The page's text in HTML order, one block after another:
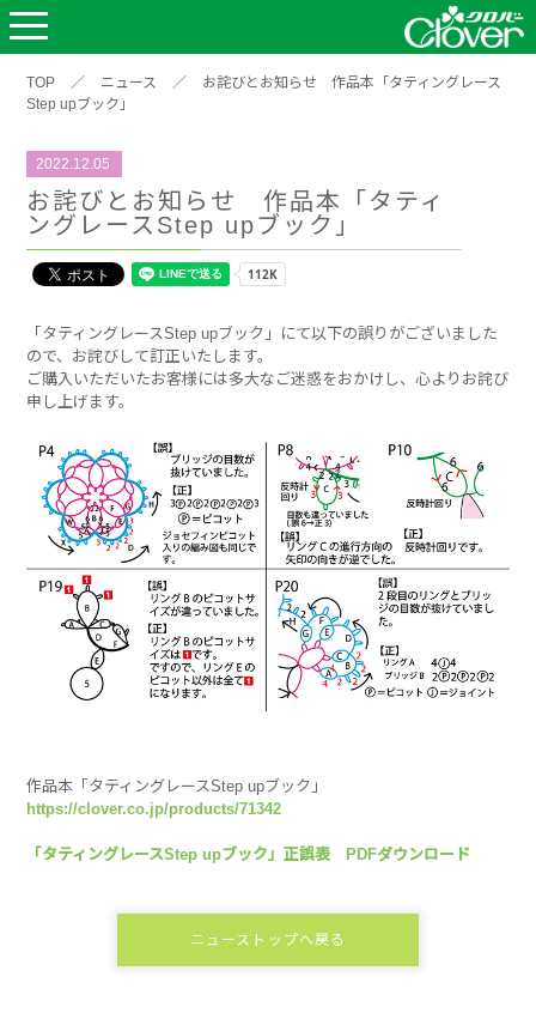
TOP ／ ニュース ／
お詫びとお知らせ 作品本「タティングレース
Step upブック」
2022.12.05
お詫びとお知らせ 作品本「タティ
ングレースStep upブック」
「タティングレースStep upブック」にて以下の誤りがございました
ので、お詫びして訂正いたします。
ご購入いただいたお客様には多大なご迷惑をおかけし、心よりお詫び
申し上げます。
作品本「タティングレースStep upブック」
https://clover.co.jp/products/71342
「タティングレースStep upブック」正誤表 PDFダウンロード
ニューストップへ戻る